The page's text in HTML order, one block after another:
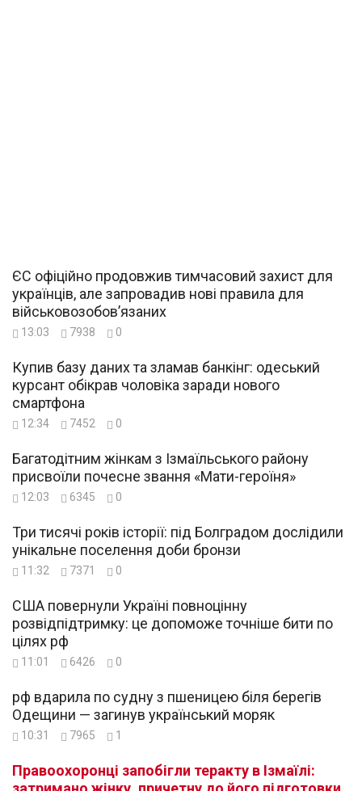
ЄС офіційно продовжив тимчасовий захист для
українців, але запровадив нові правила для
військовозобов’язаних
13:03 7938 0
Купив базу даних та зламав банкінг: одеський
курсант обікрав чоловіка заради нового
смартфона
12:34 7452 0
Багатодітним жінкам з Ізмаїльського району
присвоїли почесне звання «Мати-героїня»
12:03 6345 0
Три тисячі років історії: під Болградом дослідили
унікальне поселення доби бронзи
11:32 7371 0
США повернули Україні повноцінну
розвідпідтримку: це допоможе точніше бити по
цілях рф
11:01 6426 0
рф вдарила по судну з пшеницею біля берегів
Одещини — загинув український моряк
10:31 7965 1
Правоохоронці запобігли теракту в Ізмаїлі: